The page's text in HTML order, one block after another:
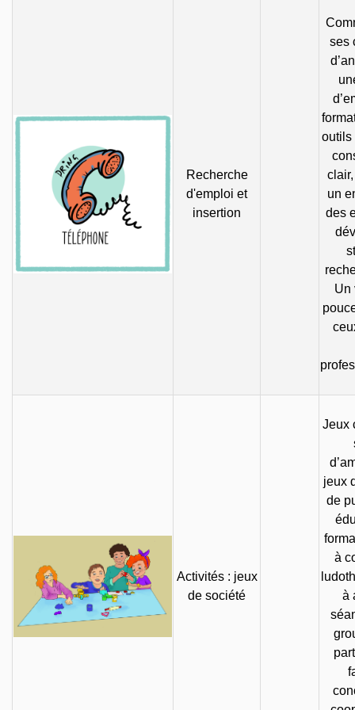
Recherche
d'emploi et
insertion
ses
outils
un
des
Un
Activités : jeux
de société
Jeux
jeux
de
à
à